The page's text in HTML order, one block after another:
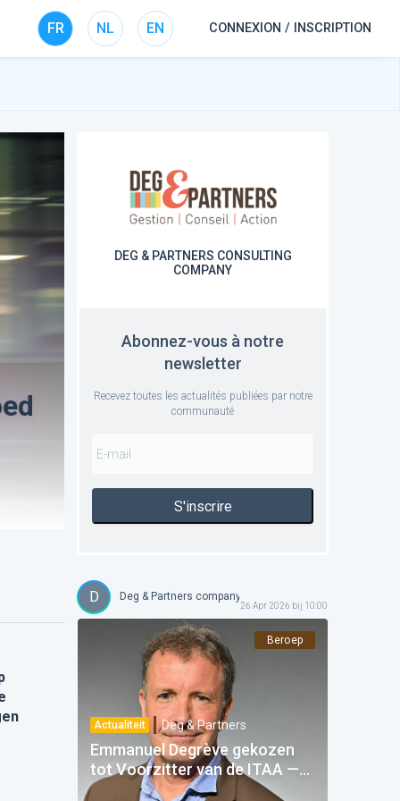
FR NL EN CONNEXION / INSCRIPTION
DEG & PARTNERS CONSULTING
COMPANY
Abonnez-vous à notre
newsletter
Recevez toutes les actualités publiées par notre
communauté
S'inscrire
D Deg & Partners company
26 Apr 2026 bij 10:00
Beroep
Actualiteit Deg & Partners
Emmanuel Degrève gekozen
tot Voorzitter van de ITAA —
Een trots voor Deg & Partners